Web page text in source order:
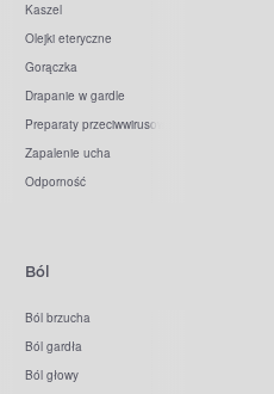
Kaszel
Olejki eteryczne
Gorączka
Drapanie w gardle
Preparaty przeciwwirusowe
Zapalenie ucha
Odporność
Ból
Ból brzucha
Ból gardła
Ból głowy